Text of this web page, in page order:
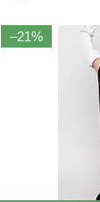
–21%